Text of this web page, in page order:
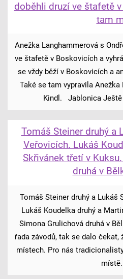
doběhli druzí ve štafetě
tam
Anežka Langhammerová s
ve štafetě v Boskovicích a
se vždy běží v Boskovicích a
Také se tam vypravila Anežka
Kindl. Jablonica
Tomáš Steiner druhý a
Veřovicích. Lukáš
Skřivánek třetí v
druhá v
Tomáš Steiner druhý a Lukáš
Lukáš Koudelka druhý a
Simona Grulichová druhá v
řada závodů, tak se dalo
místech. Pro nás